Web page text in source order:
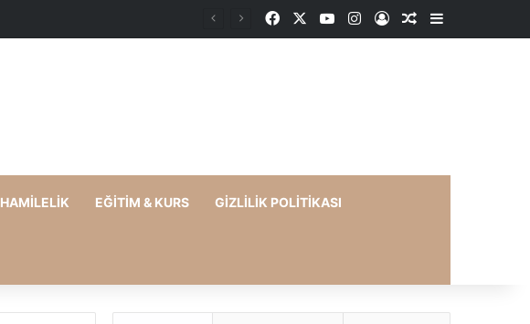
FacebookYouTubeInstagram
Kayıt OlRastgele Makale
Kenar
HAMILELIK EĞITIM & KURS GIZLILIK POLITIKASI